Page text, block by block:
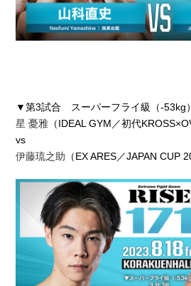
▼第3試合 スーパーフライ級（-53kg
星 憂雅 （IDEAL GYM／初代
vs
伊藤琉之助 （EX ARES／JAPAN CUP